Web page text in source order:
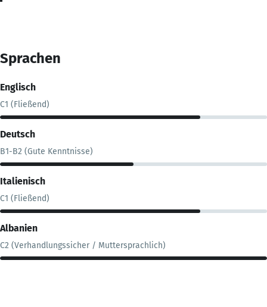
Sprachen
Englisch
C1 (Fließend)
Deutsch
B1-B2 (Gute Kenntnisse)
Italienisch
C1 (Fließend)
Albanien
C2 (Verhandlungssicher / Muttersprachlich)